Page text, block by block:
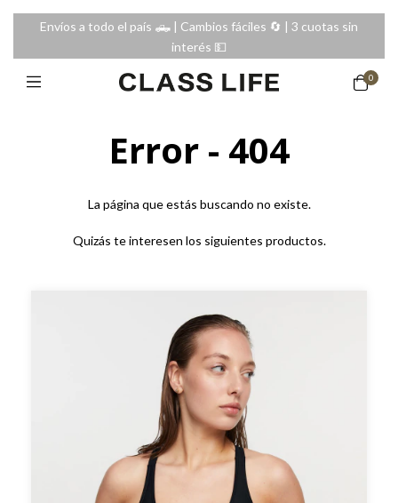
Envíos a todo el país 🛻 | Cambios fáciles 🔄️ | 3 cuotas sin
interés 💵
0
Error - 404
La página que estás buscando no existe.
Quizás te interesen los siguientes productos.